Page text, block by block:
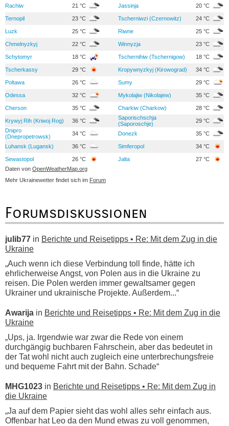
Rachiw 21 °C Jassinja 20 °C
Ternopil 23 °C Tscherniwzi (Czernowitz) 24 °C
Luzk 25 °C Riwne 25 °C
Chmelnyzkyj 22 °C Winnyzja 23 °C
Schytomyr 18 °C Tschernihiw (Tschernigow) 18 °C
Tscherkassy 29 °C Kropywnyzkyj (Kirowograd) 34 °C
Poltawa 26 °C Sumy 29 °C
Odessa 32 °C Mykolajiw (Nikolajew) 35 °C
Cherson 35 °C Charkiw (Charkow) 28 °C
Krywyj Rih (Kriwoj Rog) 36 °C
Saporischschja
(Saporoschje)
29 °C
Dnipro
(Dnepropetrowsk)
34 °C Donezk 35 °C
Luhansk (Lugansk) 36 °C Simferopol 34 °C
Sewastopol 26 °C Jalta
27 °C
Daten von OpenWeatherMap.org
Mehr Ukrainewetter findet sich im Forum
Forumsdiskussionen
julib77 in Berichte und Reisetipps • Re: Mit dem Zug in die
Ukraine
„Auch wenn ich diese Verbindung toll finde, hätte ich
ehrlicherweise Angst, von Polen aus in die Ukraine zu
reisen. Die Polen werden immer gewaltsamer gegen
Ukrainer und ukrainische Projekte. Außerdem...“
Awarija in Berichte und Reisetipps • Re: Mit dem Zug in die
Ukraine
„Ups, ja. Irgendwie war zwar die Rede von einem
durchgängig buchbaren Fahrschein, aber das bedeutet in
der Tat wohl nicht auch zugleich eine unterbrechungsfreie
und bequeme Fahrt mit der Bahn. Schade“
MHG1023 in Berichte und Reisetipps • Re: Mit dem Zug in
die Ukraine
„Ja auf dem Papier sieht das wohl alles sehr einfach aus.
Offenbar hat Leo da den Mund etwas zu voll genommen,